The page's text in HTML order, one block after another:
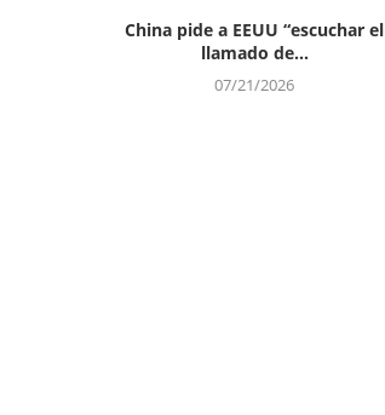
China pide a EEUU “escuchar el
llamado de...
07/21/2026